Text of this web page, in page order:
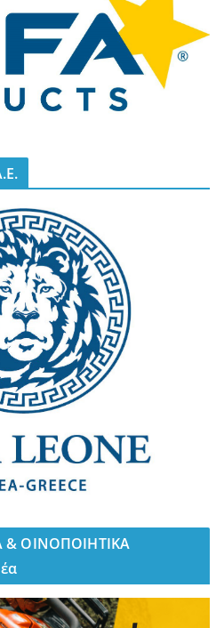
& ΟΙΝΟΠΟΙΗΤΙΚΑ